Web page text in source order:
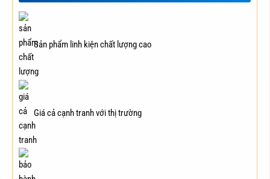
Sản phẩm linh kiện chất lượng cao
Giá cả cạnh tranh với thị trường